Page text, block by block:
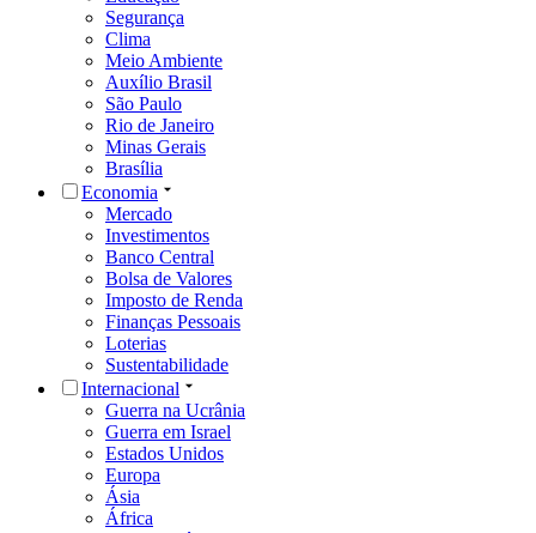
Segurança
Clima
Meio Ambiente
Auxílio Brasil
São Paulo
Rio de Janeiro
Minas Gerais
Brasília
Economia
Mercado
Investimentos
Banco Central
Bolsa de Valores
Imposto de Renda
Finanças Pessoais
Loterias
Sustentabilidade
Internacional
Guerra na Ucrânia
Guerra em Israel
Estados Unidos
Europa
Ásia
África